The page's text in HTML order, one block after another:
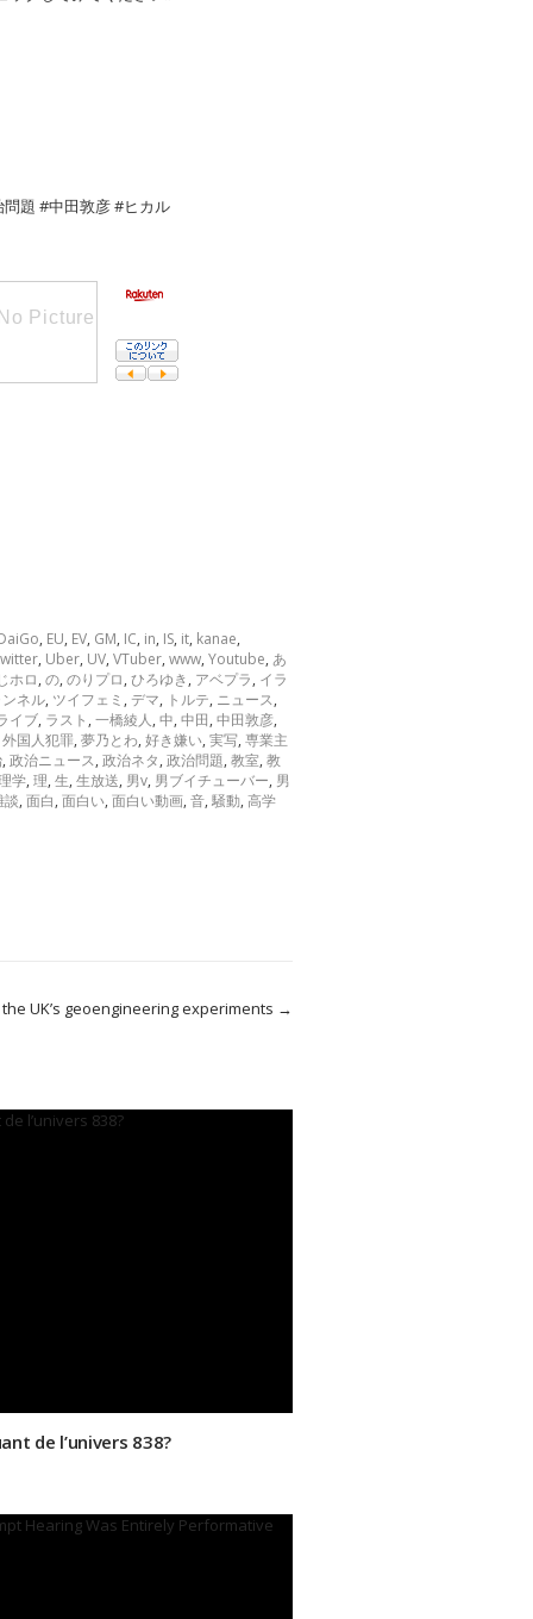
題 #中田敦彦 #ヒカル
, EU, EV, GM, IC, in, IS, it, kanae,
, Uber, UV, VTuber, www, Youtube, あ
ホロ, の, のりプロ, ひろゆき, アベプラ, イラ
ネル, ツイフェミ , デマ, トルテ, ニュース,
イブ, ラスト , 一橋綾人, 中, 中田, 中田敦彦,
外国人犯罪, 夢乃とわ, 好き嫌い, 実写, 専業主
, 政治ニュース, 政治ネタ, 政治問題, 教室, 教
学, 理, 生, 生放送, 男v, 男ブイチューバー, 男
談, 面白, 面白い, 面白い動画, 音, 騒動, 高学
UK’s geoengineering experiments →
de l’univers 838?